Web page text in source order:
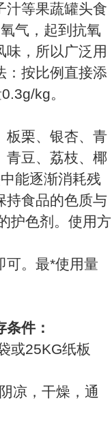
汁等果蔬罐头食
气，起到抗氧
味，所以广泛用
：按比例直接添
kg。
板栗、银杏、青
青豆、荔枝、椰
能逐渐消耗残
持食品的色质与
护色剂。使用方
可。最*使用量
条件：
或25KG纸板
凉，干燥，通